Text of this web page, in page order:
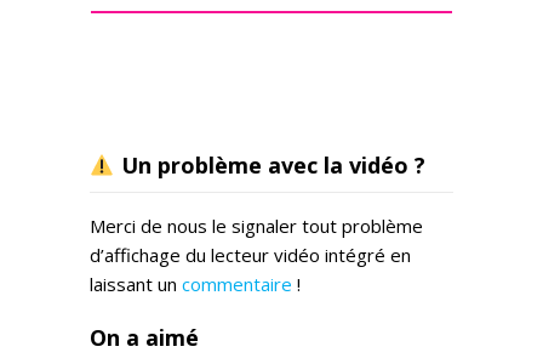
Un problème avec la vidéo ?
Merci de nous le signaler tout problème
d’affichage du lecteur vidéo intégré en
laissant un commentaire !
On a aimé